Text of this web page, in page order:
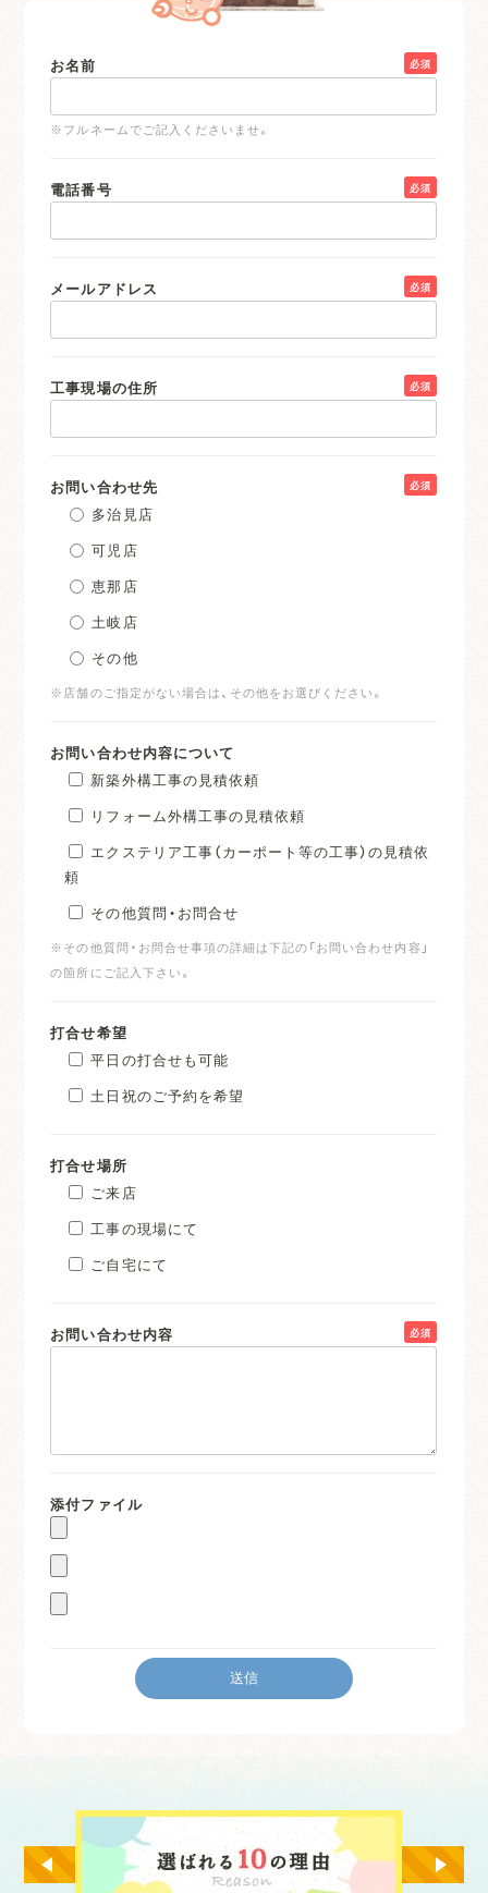
お名前 必須
※フルネームでご記入くださいませ。
電話番号 必須
メールアドレス 必須
工事現場の住所 必須
お問い合わせ先 必須
多治見店
可児店
恵那店
土岐店
その他
※店舗のご指定がない場合は、その他をお選びください。
お問い合わせ内容について
新築外構工事の見積依頼
リフォーム外構工事の見積依頼
エクステリア工事（カーポート等の工事）の見積依
頼
その他質問・お問合せ
※その他質問・お問合せ事項の詳細は下記の「お問い合わせ内容」
の箇所にご記入下さい。
打合せ希望
平日の打合せも可能
土日祝のご予約を希望
打合せ場所
ご来店
工事の現場にて
ご自宅にて
お問い合わせ内容 必須
添付ファイル